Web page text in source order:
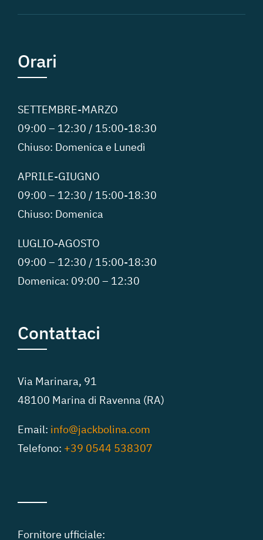
Orari
SETTEMBRE-MARZO
09:00 – 12:30 / 15:00-18:30
Chiuso: Domenica e Lunedì
APRILE-GIUGNO
09:00 – 12:30 / 15:00-18:30
Chiuso: Domenica
LUGLIO-AGOSTO
09:00 – 12:30 / 15:00-18:30
Domenica: 09:00 – 12:30
Contattaci
Via Marinara, 91
48100 Marina di Ravenna (RA)
Email: info@jackbolina.com
Telefono: +39 0544 538307
Fornitore ufficiale: